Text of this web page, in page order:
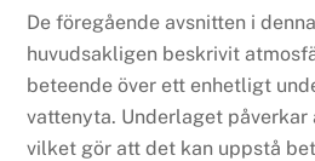
De föregående avsnitten i
huvudsakligen beskrivit
beteende över ett enhetligt
vattenyta. Underlaget
vilket gör att det kan uppstå